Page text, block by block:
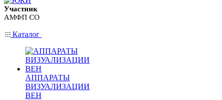
Участник
АМФП СО
Каталог
АППАРАТЫ
ВИЗУАЛИЗАЦИИ
ВЕН